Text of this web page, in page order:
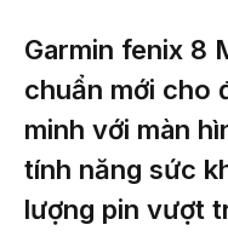
Garmin fenix 8
chuẩn mới cho
minh với màn
tính năng sức
lượng pin vượt